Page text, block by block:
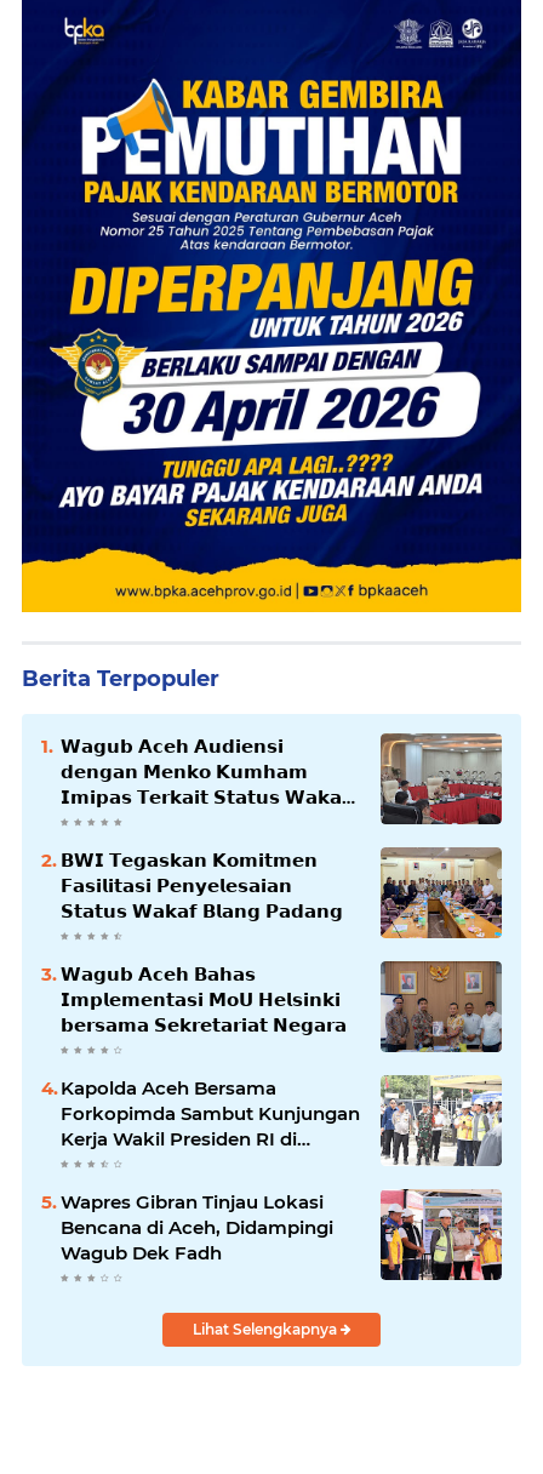
Berita Terpopuler
𝗪𝗮𝗴𝘂𝗯 𝗔𝗰𝗲𝗵 𝗔𝘂𝗱𝗶𝗲𝗻𝘀𝗶
𝗱𝗲𝗻𝗴𝗮𝗻 𝗠𝗲𝗻𝗸𝗼 𝗞𝘂𝗺𝗵𝗮𝗺
𝗜𝗺𝗶𝗽𝗮𝘀 𝗧𝗲𝗿𝗸𝗮𝗶𝘁 𝗦𝘁𝗮𝘁𝘂𝘀 𝗪𝗮𝗸𝗮𝗳
𝗕𝗹𝗮𝗻𝗴𝗽𝗮𝗱𝗮𝗻𝗴
𝗕𝗪𝗜 𝗧𝗲𝗴𝗮𝘀𝗸𝗮𝗻 𝗞𝗼𝗺𝗶𝘁𝗺𝗲𝗻
𝗙𝗮𝘀𝗶𝗹𝗶𝘁𝗮𝘀𝗶 𝗣𝗲𝗻𝘆𝗲𝗹𝗲𝘀𝗮𝗶𝗮𝗻
𝗦𝘁𝗮𝘁𝘂𝘀 𝗪𝗮𝗸𝗮𝗳 𝗕𝗹𝗮𝗻𝗴 𝗣𝗮𝗱𝗮𝗻𝗴
𝗪𝗮𝗴𝘂𝗯 𝗔𝗰𝗲𝗵 𝗕𝗮𝗵𝗮𝘀
𝗜𝗺𝗽𝗹𝗲𝗺𝗲𝗻𝘁𝗮𝘀𝗶 𝗠𝗼𝗨 𝗛𝗲𝗹𝘀𝗶𝗻𝗸𝗶
𝗯𝗲𝗿𝘀𝗮𝗺𝗮 𝗦𝗲𝗸𝗿𝗲𝘁𝗮𝗿𝗶𝗮𝘁 𝗡𝗲𝗴𝗮𝗿𝗮
Kapolda Aceh Bersama
Forkopimda Sambut Kunjungan
Kerja Wakil Presiden RI di
Kabupaten Bireuen
Wapres Gibran Tinjau Lokasi
Bencana di Aceh, Didampingi
Wagub Dek Fadh
Lihat Selengkapnya